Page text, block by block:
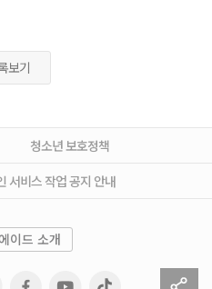
보기
청소년 보호정책
서비스 작업 공지 안내
이드 소개